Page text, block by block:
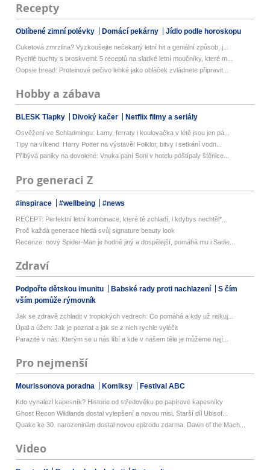
Recepty
Oblíbené zimní polévky Domácí pekárny Jídlo podle horoskopu
Cuketová zmrzlina? Vyzkoušejte nečekaný letní hit a geniální způsob, j...
Rychlé buchty s broskvemi: 5 receptů na sladké letní moučníky, které m...
Oopsie bread: Proteinové pečivo lehké jako obláček zvládnete připravit...
Hobby a zábava
BLESK Tlapky Divoký kačer Netflix filmy a seriály
Osvěžení ve Schladmingu: Lamy, ferraty i koulovačka v létě jsou jen pá...
Tipy na víkend: Harry Potter na výstavě! Folklor, bitvy i setkání vodn...
Přibývá paniky na dovolené: Vnuka paní Soni v hotelu poštípaly štěnice...
Pro generaci Z
#inspirace #wellbeing #news
RECEPT: Perfektní letní kombinace, které tě zchladí, i kdybys nechtěl*...
Proč každá generace hledá svůj signature beauty look
Recenze: nový Spider-Man je hodně jiný a dospělejší, pomáhá mu i Sadie...
Zdraví
Podpořte dětskou imunitu Babské rady proti nachlazení
S čím
vším pomůže rýmovník
Jak se zdravě zchladit v tropických vedrech: Co pomáhá a kdy už riskuj...
Úpal a úžeh: Jak je poznat a jak se z nich rychle vyléčit
Parazité v nás: Kterým se u nás líbí a kde v našem těle je můžeme nají...
Pro nejmenší
Mourissonova poradna Komiksy Festival ABC
Kdo vynalezl kapesník? Historie od středověku po papírové kapesníky
Ghost Recon Wildlands dostal vylepšení a novou misi. Starší díl Ubisof...
Quake ke 30. narozeninám dostal novou epizodu zdarma. Dawn of the Mach...
Video